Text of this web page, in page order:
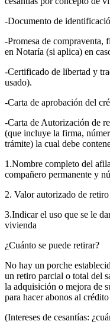
-Documento de
-Promesa de compraventa,
en Notaría (si aplica) en
-Certificado de libertad y
usado).
-Carta de aprobación del
-Carta de Autorización de
(que incluye la firma,
trámite) la cual debe
1.Nombre completo del
compañero permanente y
2. Valor autorizado de
3.Indicar el uso que se le
vivienda
¿Cuánto se puede retirar?
No hay un porche
un retiro parcial o total del
la adquisición o mejora de
para hacer abonos al
(Intereses de cesantías: